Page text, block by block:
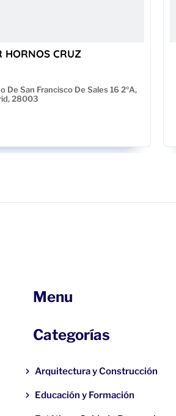
HORNOS CRUZ
De San Francisco De Sales 16 2ºA,
28003
Menu
Categorías
Arquitectura y Construcción
Educación y Formación